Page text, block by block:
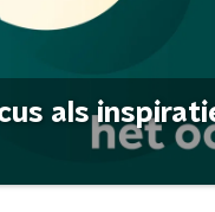
als